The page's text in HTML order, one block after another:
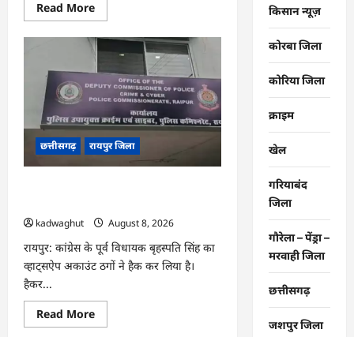
Read MoreRead
more
CG
:
‘बिना
दांत,
सिंग
और
पावर
के…’
,
सांसद
बृजमोहन
प्रणाली
को
लेकर
बड़ा
बयान
दिया
छत्तीसगढ़ रायपुर जिला
kadwaghut
August 8, 2026
रायपुर: कांग्रेस के पूर्व विधायक बृहस्पति सिंह का
व्हाट्सऐप अकाउंट ठगों ने हैक कर लिया है।
हैकर...
Read MoreRead
more
किसान न्यूज़
कोरबा जिला
कोरिया जिला
क्राइम
खेल
गरियाबंद
जिला
गौरेला – पेंड्रा –
मरवाही जिला
छत्तीसगढ़
जशपुर जिला